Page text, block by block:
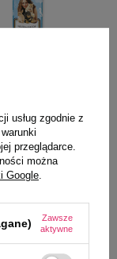
neutralizator
morski 250 ml
koszyka
usług zgodnie z
przeglądarce.
można
Google.
Zawsze
aktywne